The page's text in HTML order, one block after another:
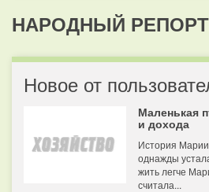
НАРОДНЫЙ
Новое от
Маленькая
и дохода
История
однажды
жить легче
считала...